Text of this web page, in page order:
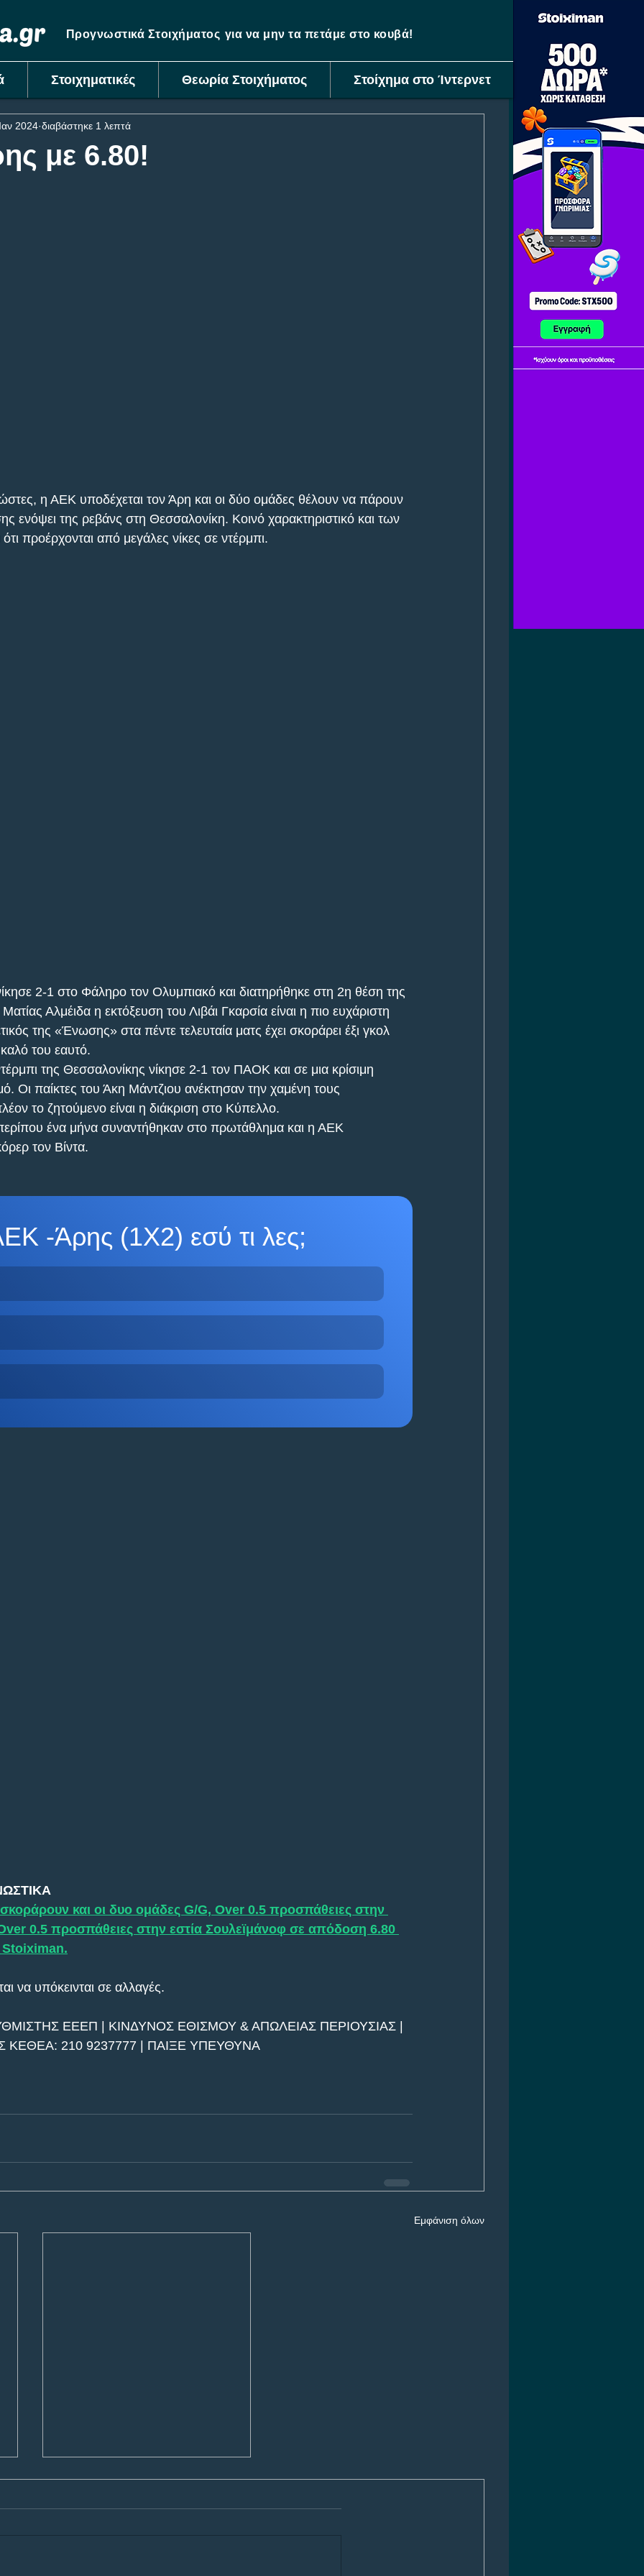
Προγνωστικά Στοιχήματος για να μην τα πετάμε στο κουβά!
Στοιχηματικές Θεωρία Στοιχήματος Στοίχημα στο Ίντερνετ
με 6.80!
2024 διαβάστηκε 1 λεπτά
η ΑΕΚ υποδέχεται τον Άρη και οι δύο ομάδες θέλουν να πάρουν
ενόψει της ρεβάνς στη Θεσσαλονίκη. Κοινό χαρακτηριστικό και των
προέρχονται από μεγάλες νίκες σε ντέρμπι.
2-1 στο Φάληρο τον Ολυμπιακό και διατηρήθηκε στη 2η θέση της
Αλμέιδα η εκτόξευση του Λιβάι Γκαρσία είναι η πιο ευχάριστη
της «Ένωσης» στα πέντε τελευταία ματς έχει σκοράρει έξι γκολ
καλό του εαυτό.
της Θεσσαλονίκης νίκησε 2-1 τον ΠΑΟΚ και σε μια κρίσιμη
Οι παίκτες του Άκη Μάντζιου ανέκτησαν την χαμένη τους
το ζητούμενο είναι η διάκριση στο Κύπελλο.
ένα μήνα συναντήθηκαν στο πρωτάθλημα και η ΑΕΚ
τον Βίντα.
-Άρης (1Χ2) εσύ τι λες;
και οι δυο ομάδες G/G, Over 0.5 προσπάθειες στην
0.5 προσπάθειες στην εστία Σουλεϊμάνοφ σε απόδοση 6.80
να υπόκεινται σε αλλαγές.
ΕΕΕΠ | ΚΙΝΔΥΝΟΣ ΕΘΙΣΜΟΥ & ΑΠΩΛΕΙΑΣ ΠΕΡΙΟΥΣΙΑΣ |
210 9237777 | ΠΑΙΞΕ ΥΠΕΥΘΥΝΑ
Εμφάνιση όλων